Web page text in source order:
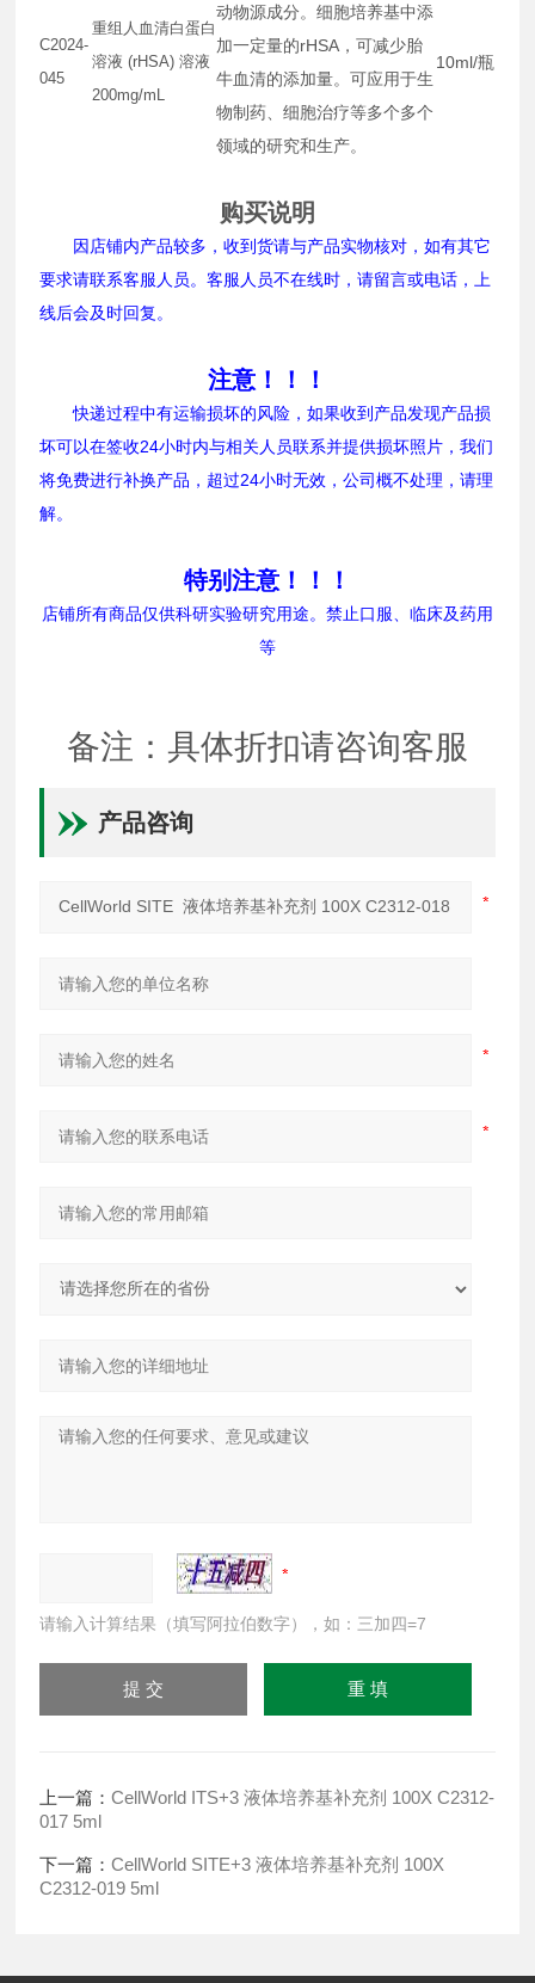
C2024-
045
重组人血清白蛋白
溶液 (rHSA) 溶液
200mg/mL
动物源成分。细胞培养基中添
加一定量的rHSA，可减少胎
牛血清的添加量。可应用于生
物制药、细胞治疗等多个多个
领域的研究和生产。
10ml/瓶
购买说明
因店铺内产品较多，收到货请与产品实物核对，如有其它
要求请联系客服人员。客服人员不在线时，请留言或电话，上
线后会及时回复。
注意！！！
快递过程中有运输损坏的风险，如果收到产品发现产品损
坏可以在签收24小时内与相关人员联系并提供损坏照片，我们
将免费进行补换产品，超过24小时无效，公司概不处理，请理
解。
特别注意！！！
店铺所有商品仅供科研实验研究用途。禁止口服、临床及药用
等
备注：具体折扣请咨询客服
产品咨询
请输入计算结果（填写阿拉伯数字），如：三加四=7
上一篇：CellWorld ITS+3 液体培养基补充剂 100X C2312-
017 5ml
下一篇：CellWorld SITE+3 液体培养基补充剂 100X
C2312-019 5ml